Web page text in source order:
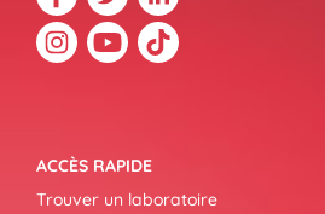
ACCÈS RAPIDE
Trouver un laboratoire